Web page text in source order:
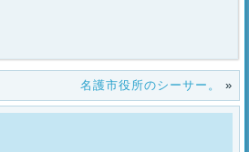
名護市役所のシーサー。 »